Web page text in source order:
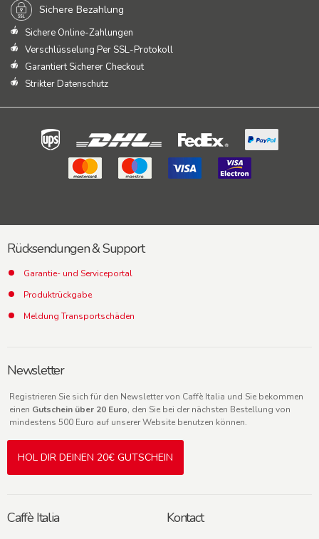
Sichere Bezahlung
Sichere Online-Zahlungen
Verschlüsselung Per SSL-Protokoll
Garantiert Sicherer Checkout
Strikter Datenschutz
Rücksendungen & Support
Garantie- und Serviceportal
Produktrückgabe
Meldung Transportschäden
Newsletter
Registrieren Sie sich für den Newsletter von Caffè Italia und Sie bekommen
einen Gutschein über 20 Euro, den Sie bei der nächsten Bestellung von
mindestens 500 Euro auf unserer Website benutzen können.
HOL DIR DEINEN 20€ GUTSCHEIN
Caffè Italia Kontact